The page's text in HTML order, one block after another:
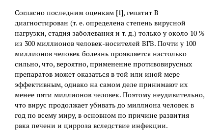
Согласно последним оценкам [1], гепатит В
диагностирован (т. е. определена степень вирусной
нагрузки, стадия заболевания и т. д.) только у около 10 %
из 300 миллионов человек-носителей ВГВ. Почти у 100
миллионов человек болезнь проявляется настолько
сильно, что, вероятно, применение противовирусных
препаратов может оказаться в той или иной мере
эффективным, однако на самом деле принимают их
менее пяти миллионов человек. Поэтому неудивительно,
что вирус продолжает убивать до миллиона человек в
год по всему миру, в основном по причине развития
рака печени и цирроза вследствие инфекции.